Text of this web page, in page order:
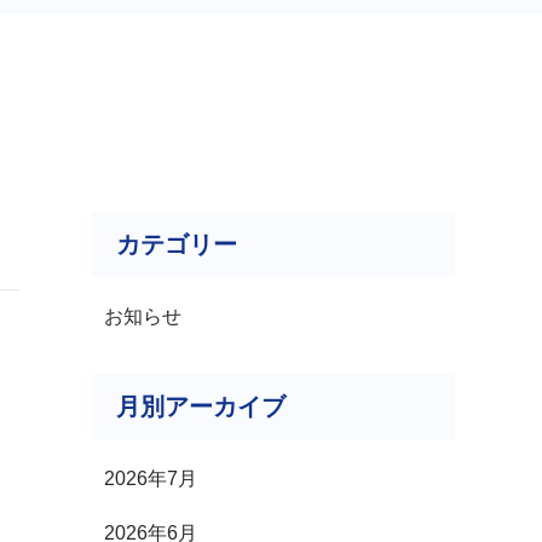
カテゴリー
お知らせ
月別アーカイブ
2026年7月
2026年6月